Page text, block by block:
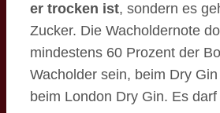
er trocken ist, sondern es
Zucker. Die Wacholdernote
mindestens 60 Prozent der
Wacholder sein, beim Dry
beim London Dry Gin. Es